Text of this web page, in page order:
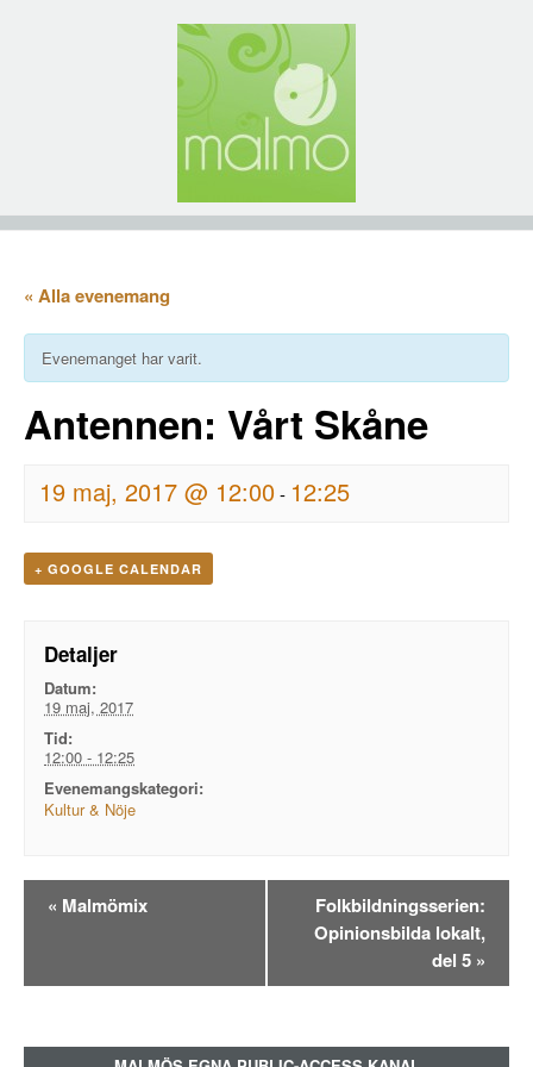
« Alla evenemang
Evenemanget har varit.
Antennen: Vårt Skåne
19 maj, 2017 @ 12:00- 12:25
+ GOOGLE CALENDAR
Detaljer
Datum:
19 maj, 2017
Tid:
12:00 - 12:25
Evenemangskategori:
Kultur & Nöje
Evenemangsnavigation
« Malmömix
Folkbildningsserien:
Opinionsbilda lokalt,
del 5 »